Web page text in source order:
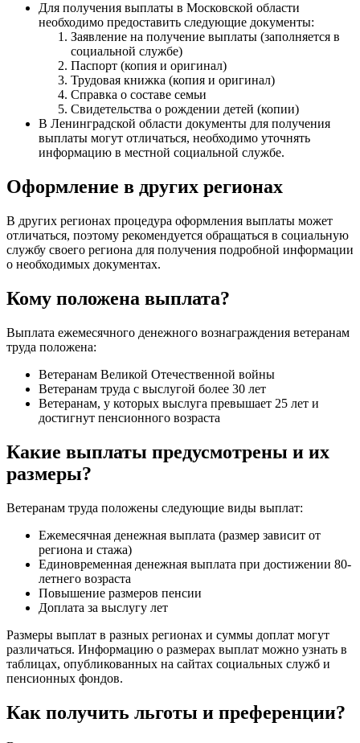
Для получения выплаты в Московской области
необходимо предоставить следующие документы:
Заявление на получение выплаты (заполняется в
социальной службе)
Паспорт (копия и оригинал)
Трудовая книжка (копия и оригинал)
Справка о составе семьи
Свидетельства о рождении детей (копии)
В Ленинградской области документы для получения
выплаты могут отличаться, необходимо уточнять
информацию в местной социальной службе.
Оформление в других регионах
В других регионах процедура оформления выплаты может
отличаться, поэтому рекомендуется обращаться в социальную
службу своего региона для получения подробной информации
о необходимых документах.
Кому положена выплата?
Выплата ежемесячного денежного вознаграждения ветеранам
труда положена:
Ветеранам Великой Отечественной войны
Ветеранам труда с выслугой более 30 лет
Ветеранам, у которых выслуга превышает 25 лет и
достигнут пенсионного возраста
Какие выплаты предусмотрены и их
размеры?
Ветеранам труда положены следующие виды выплат:
Ежемесячная денежная выплата (размер зависит от
региона и стажа)
Единовременная денежная выплата при достижении 80-
летнего возраста
Повышение размеров пенсии
Доплата за выслугу лет
Размеры выплат в разных регионах и суммы доплат могут
различаться. Информацию о размерах выплат можно узнать в
таблицах, опубликованных на сайтах социальных служб и
пенсионных фондов.
Как получить льготы и преференции?